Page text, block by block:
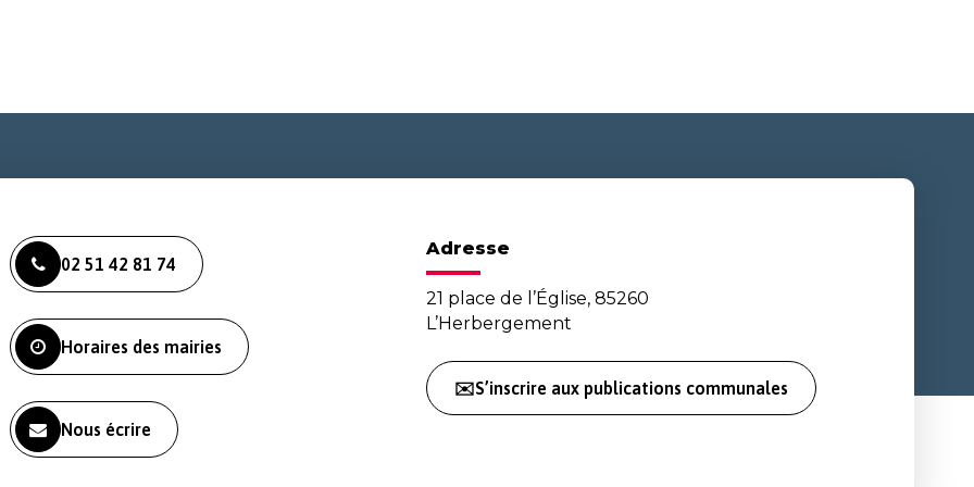
02 51 42 81 74
Horaires des mairies
Nous écrire
Adresse
21 place de l’Église, 85260
L’Herbergement
✉️S’inscrire aux publications communales